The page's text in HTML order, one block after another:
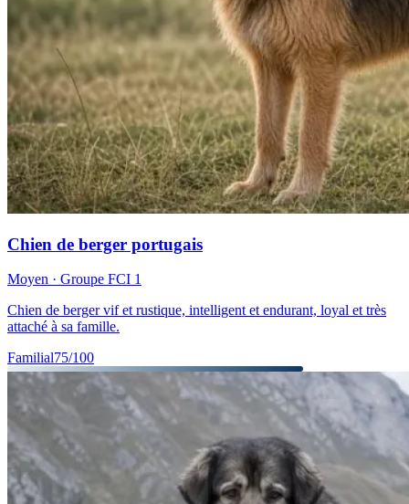
Chien de berger portugais
Moyen · Groupe FCI 1
Chien de berger vif et rustique, intelligent et endurant, loyal et très
attaché à sa famille.
Familial75/100